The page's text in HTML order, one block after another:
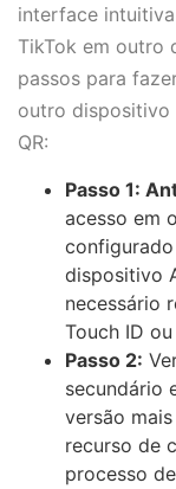
interface
TikTok em outro
passos para
outro dispositivo
QR:
Passo 1:
acesso em
configurado
dispositivo
necessário
Touch ID
Passo 2:
secundário
versão
recurso de
processo